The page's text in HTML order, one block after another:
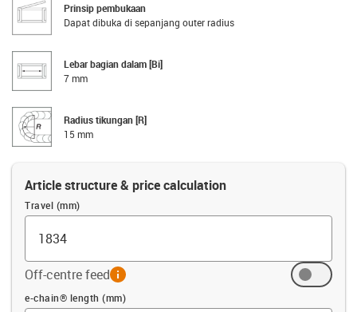
Prinsip pembukaan
Dapat dibuka di sepanjang outer radius
Lebar bagian dalam [Bi]
7 mm
Radius tikungan [R]
15 mm
Article structure & price calculation
Travel (mm)
Off-centre feedinfo
Offset (mm)
e-chain® length (mm)